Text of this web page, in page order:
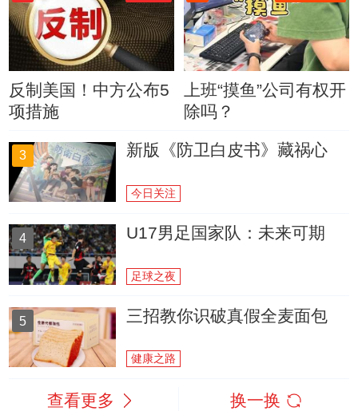
反制美国！中方公布5
项措施
上班“摸鱼”公司有权开
除吗？
3 新版《防卫白皮书》藏祸心
今日关注
4 U17男足国家队：未来可期
足球之夜
5 三招教你识破真假全麦面包
健康之路
查看更多 换一换